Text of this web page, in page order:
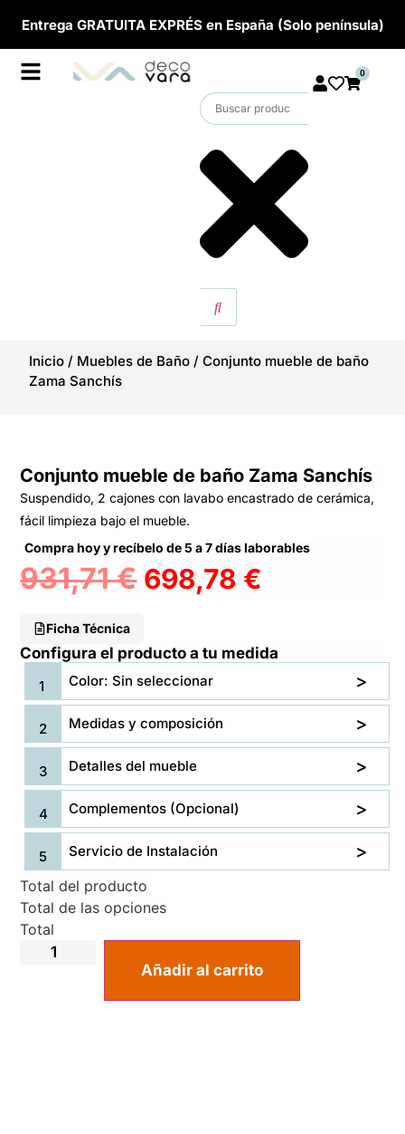
Entrega GRATUITA EXPRÉS en España (Solo península)
0
Inicio / Muebles de Baño /Conjunto mueble de baño
Zama Sanchís
Conjunto mueble de baño Zama Sanchís
Suspendido, 2 cajones con lavabo encastrado de cerámica,
fácil limpieza bajo el mueble.
Compra hoy y recíbelo de 5 a 7 días laborables
931,71€ 698,78 €
Ficha Técnica
Configura el producto a tu medida
Color: Sin seleccionar
Medidas y composición
Detalles del mueble
Complementos (Opcional)
Servicio de Instalación
Total del producto
Total de las opciones
Total
Añadir al carrito